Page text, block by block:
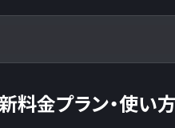
料金プラン・使い